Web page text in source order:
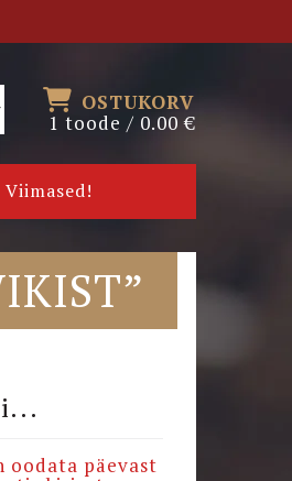
OSTUKORV
1 toode / 0.00€
Viimased!
oodata päevast